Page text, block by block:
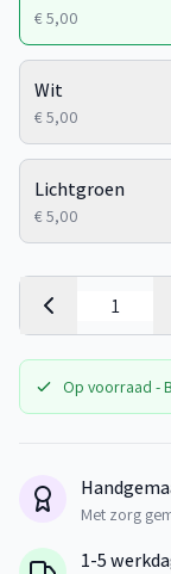
€ 5,00
Wit
€ 5,00
Lichtgroen
€ 5,00
Op voorraad -
Met zorg
1-5